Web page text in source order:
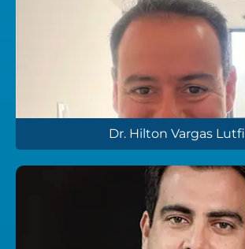
Dr. Hilton Vargas Lutfi